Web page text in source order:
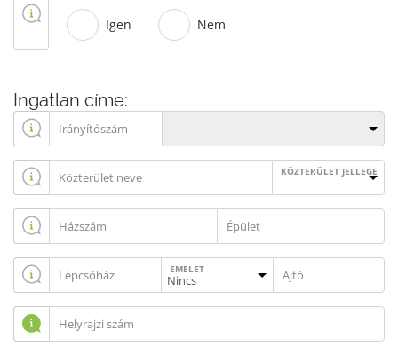
Igen Nem
Ingatlan címe:
KÖZTERÜLET JELLEGE
EMELET